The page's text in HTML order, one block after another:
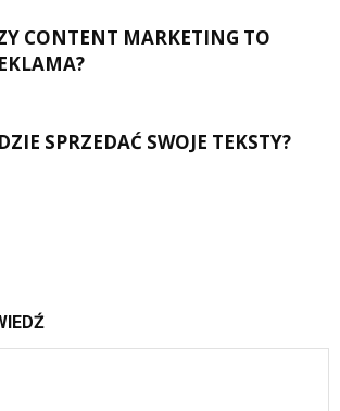
CONTENT MARKETING TO
SPRZEDAĆ SWOJE TEKSTY?